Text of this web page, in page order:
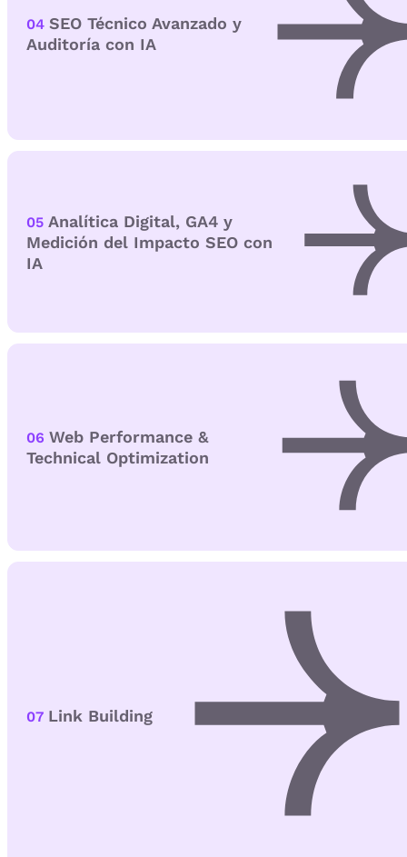
04 SEO Técnico Avanzado y
Auditoría con IA
05 Analítica Digital, GA4 y
Medición del Impacto SEO con
IA
06 Web Performance &
Technical Optimization
07 Link Building